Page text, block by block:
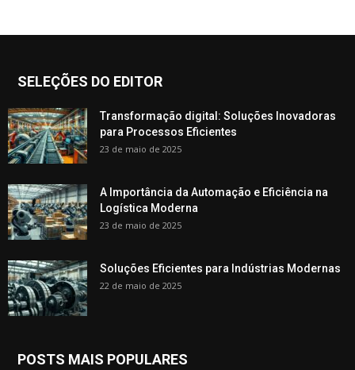
SELEÇÕES DO EDITOR
Transformação digital: Soluções Inovadoras
para Processos Eficientes
23 de maio de 2025
A Importância da Automação e Eficiência na
Logística Moderna
23 de maio de 2025
Soluções Eficientes para Indústrias Modernas
22 de maio de 2025
POSTS MAIS POPULARES